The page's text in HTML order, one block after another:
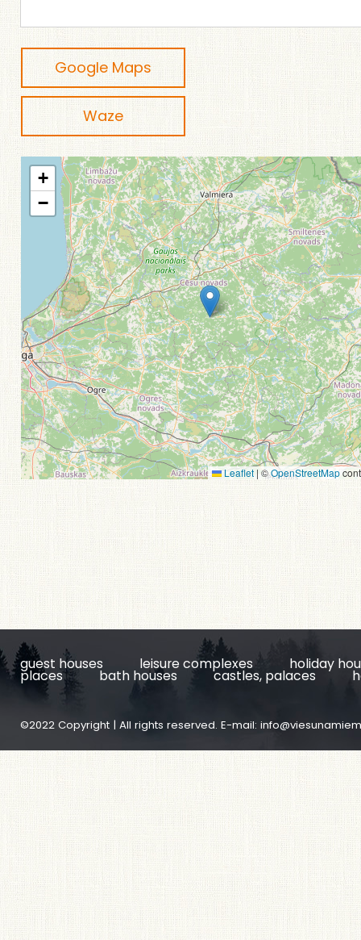
Google Maps
Waze
+
−
Leaflet | ©OpenStreetMap
guest houses leisure complexes holiday
places bath houses castles, palaces
©2022 Copyright | All rights reserved. E-mail: